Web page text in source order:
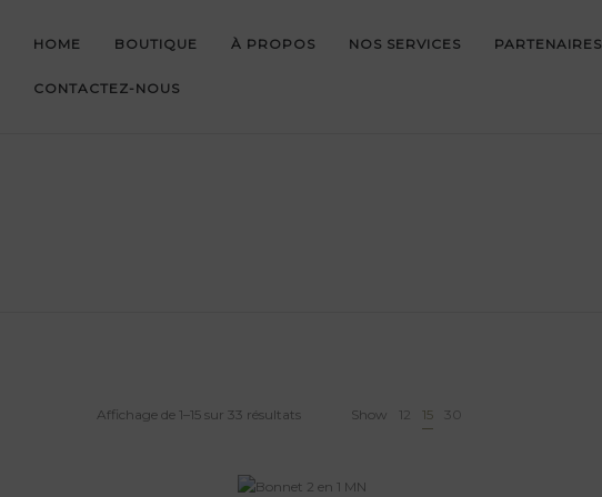
HOME BOUTIQUE À PROPOS NOS SERVICES PARTENAIRES
CONTACTEZ-NOUS
Affichage de 1–15 sur 33 résultats Show 12 15 30